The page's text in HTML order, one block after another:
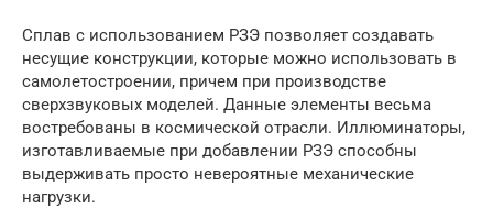
Сплав с использованием РЗЭ позволяет создавать
несущие конструкции, которые можно использовать в
самолетостроении, причем при производстве
сверхзвуковых моделей. Данные элементы весьма
востребованы в космической отрасли. Иллюминаторы,
изготавливаемые при добавлении РЗЭ способны
выдерживать просто невероятные механические
нагрузки.